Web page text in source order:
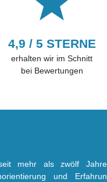
4,9 / 5 STERNE
erhalten wir im Schnitt
bei Bewertungen
mehr als zwölf
und